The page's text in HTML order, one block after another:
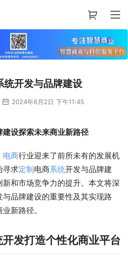
统开发与品牌建设
2024年6月2日 下午11:45
建设探索未来商业新路径
电商行业迎来了前所未有的发展机
寻求定制电商系统开发与品牌建
和市场竞争力的提升。本文将深
品牌建设的重要性及其实现路
新路径。
发打造个性化商业平台